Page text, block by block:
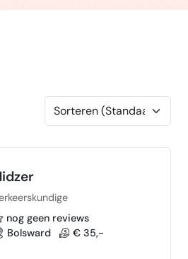
nog geen reviews
Bolsward
€ 35,-